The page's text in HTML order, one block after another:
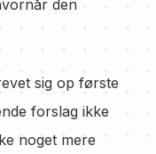
den
sig op første
forslag ikke
noget mere